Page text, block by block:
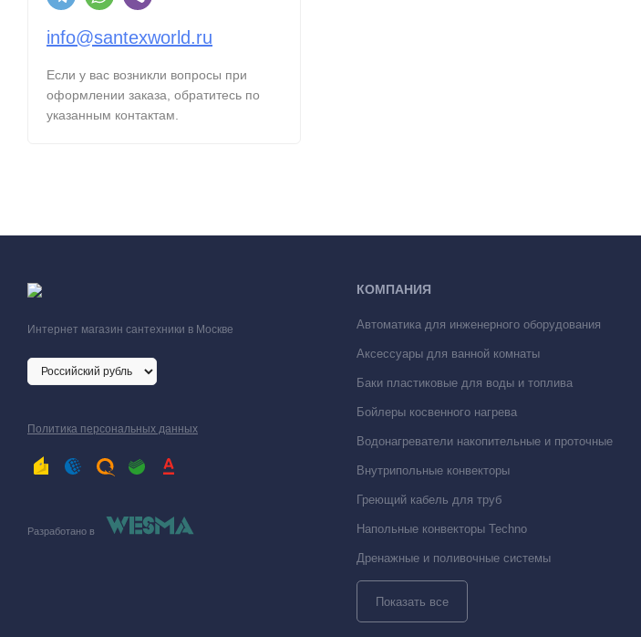
info@santexworld.ru
Если у вас возникли вопросы при
оформлении заказа, обратитесь по
указанным контактам.
Интернет магазин сантехники в Москве
Политика персональных данных
Разработано в
КОМПАНИЯ
Автоматика для инженерного оборудования
Аксессуары для ванной комнаты
Баки пластиковые для воды и топлива
Бойлеры косвенного нагрева
Водонагреватели накопительные и проточные
Внутрипольные конвекторы
Греющий кабель для труб
Напольные конвекторы Techno
Дренажные и поливочные системы
Показать все